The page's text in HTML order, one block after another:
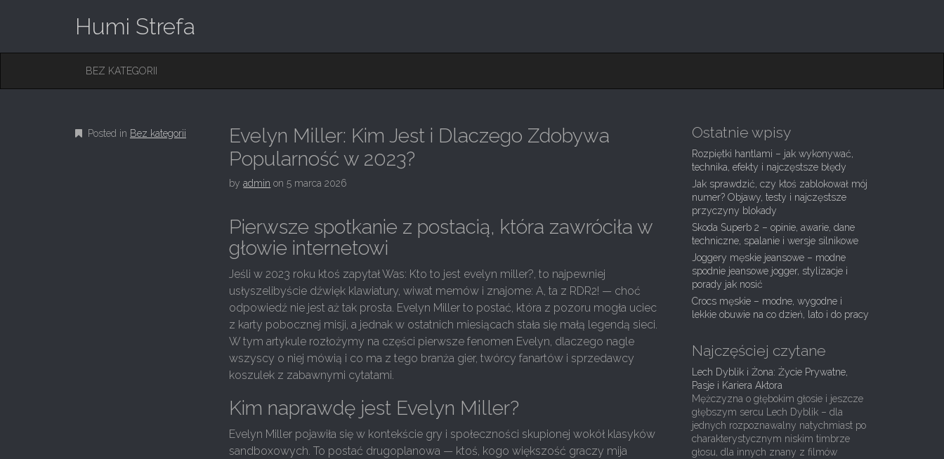
Humi Strefa
M
M
C
BEZ KATEGORII
Posted in Bez kategorii
Evelyn Miller: Kim Jest i Dlaczego Zdobywa
Popularność w 2023?
byadmin on5 marca 2026
Pierwsze spotkanie z postacią, która zawróciła w
głowie internetowi
Jeśli w 2023 roku ktoś zapytał Was: Kto to jest evelyn miller?, to najpewniej
usłyszelibyście dźwięk klawiatury, wiwat memów i znajome: A, ta z RDR2! — choć
odpowiedź nie jest aż tak prosta. Evelyn Miller to postać, która z pozoru mogła uciec
z karty pobocznej misji, a jednak w ostatnich miesiącach stała się małą legendą sieci.
W tym artykule rozłożymy na części pierwsze fenomen Evelyn, dlaczego nagle
wszyscy o niej mówią i co ma z tego branża gier, twórcy fanartów i sprzedawcy
koszulek z zabawnymi cytatami.
Kim naprawdę jest Evelyn Miller?
Evelyn Miller pojawiła się w kontekście gry i społeczności skupionej wokół klasyków
sandboxowych. To postać drugoplanowa — ktoś, kogo większość graczy mija
Ostatnie wpisy
Rozpiętki hantlami – jak wykonywać,
technika, efekty i najczęstsze błędy
Jak sprawdzić, czy ktoś zablokował mój
numer? Objawy, testy i najczęstsze
przyczyny blokady
Skoda Superb 2 – opinie, awarie, dane
techniczne, spalanie i wersje silnikowe
Joggery męskie jeansowe – modne
spodnie jeansowe jogger, stylizacje i
porady jak nosić
Crocs męskie – modne, wygodne i
lekkie obuwie na co dzień, lato i do pracy
Najczęściej czytane
Lech Dyblik i Żona: Życie Prywatne,
Pasje i Kariera Aktora
Mężczyzna o głębokim głosie i jeszcze
głębszym sercu Lech Dyblik – dla
jednych rozpoznawalny natychmiast po
charakterystycznym niskim timbrze
głosu, dla innych znany z filmów